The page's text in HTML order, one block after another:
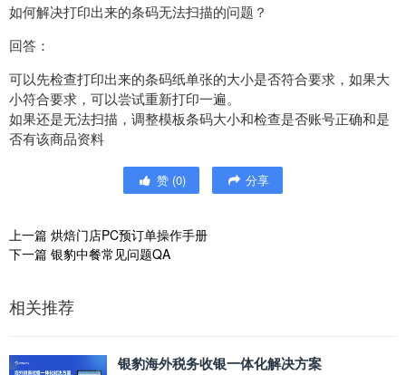
如何解决打印出来的条码无法扫描的问题？
回答：
可以先检查打印出来的条码纸单张的大小是否符合要求，如果大
小符合要求，可以尝试重新打印一遍。
如果还是无法扫描，调整模板条码大小和检查是否账号正确和是
否有该商品资料
赞 (0) 分享
上一篇 烘焙门店PC预订单操作手册
下一篇 银豹中餐常见问题QA
相关推荐
银豹海外税务收银一体化解决方案